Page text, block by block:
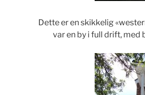
Dette er en skikkelig
var en by i full drift,